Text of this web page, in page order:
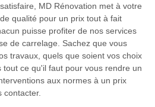
MD Rénovation met à votre
qualité pour un prix tout à fait
puisse profiter de nos services
de carrelage. Sachez que vous
travaux, quels que soient vos choix
ce qu'il faut pour vous rendre un
aux normes à un prix
contacter.